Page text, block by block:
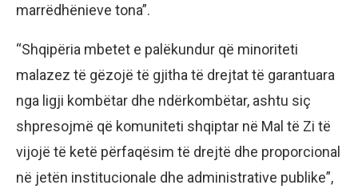
marrëdhënieve tona”.
“Shqipëria mbetet e palëkundur që minoriteti
malazez të gëzojë të gjitha të drejtat të garantuara
nga ligji kombëtar dhe ndërkombëtar, ashtu siç
shpresojmë që komuniteti shqiptar në Mal të Zi të
vijojë të ketë përfaqësim të drejtë dhe proporcional
në jetën institucionale dhe administrative publike”,